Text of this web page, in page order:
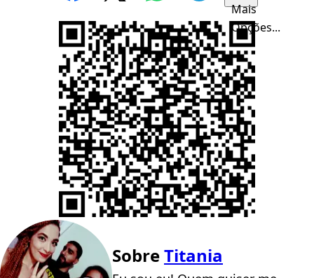
Mais
Opções...
SobreTitania